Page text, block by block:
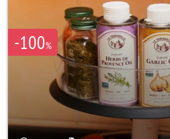
-100%